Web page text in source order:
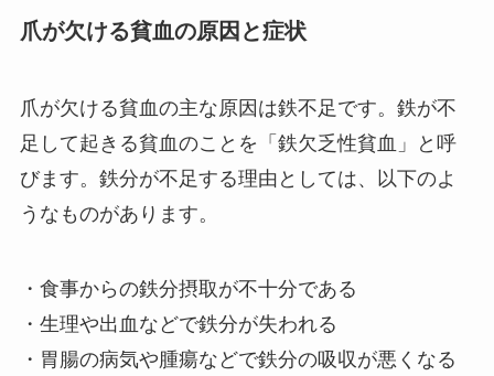
爪が欠ける貧血の原因と症状
爪が欠ける貧血の主な原因は鉄不足です。鉄が不
足して起きる貧血のことを「鉄欠乏性貧血」と呼
びます。鉄分が不足する理由としては、以下のよ
うなものがあります。
・食事からの鉄分摂取が不十分である
・生理や出血などで鉄分が失われる
・胃腸の病気や腫瘍などで鉄分の吸収が悪くなる